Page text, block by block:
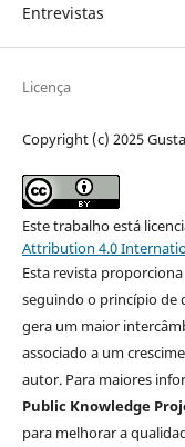
Entrevistas
Licença
Copyright (c) 2025
Este trabalho está
Attribution 4.0
Esta revista
seguindo o princípio de
gera um maior
associado a um
autor. Para maiores
Public Knowledge
para melhorar a